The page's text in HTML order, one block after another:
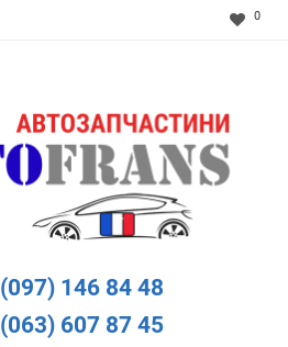
0
(097) 146 84 48
(063) 607 87 45